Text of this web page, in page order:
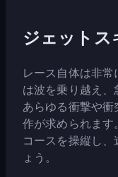
ジェットス
レース自体は非
は波を乗り越え、
あらゆる衝撃や
作が求められます
コースを操縦し
ょう。